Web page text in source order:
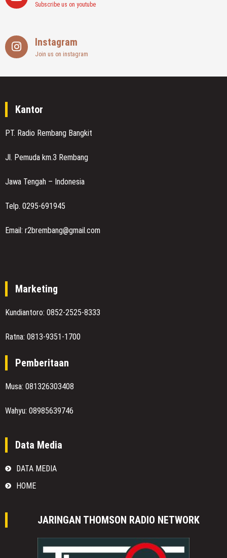
Subscribe us on youtube
Instagram
Join us on instagram
Kantor
PT. Radio Rembang Bangkit
Jl. Pemuda km.3 Rembang
Jawa Tengah – Indonesia
Telp. 0295-691945
Email: r2brembang@gmail.com
Marketing
Kundiantoro: 0852-2525-8333
Ratna: 0813-9351-1700
Pemberitaan
Musa: 081326303408
Wahyu: 08985639746
Data Media
DATA MEDIA
HOME
JARINGAN THOMSON RADIO NETWORK